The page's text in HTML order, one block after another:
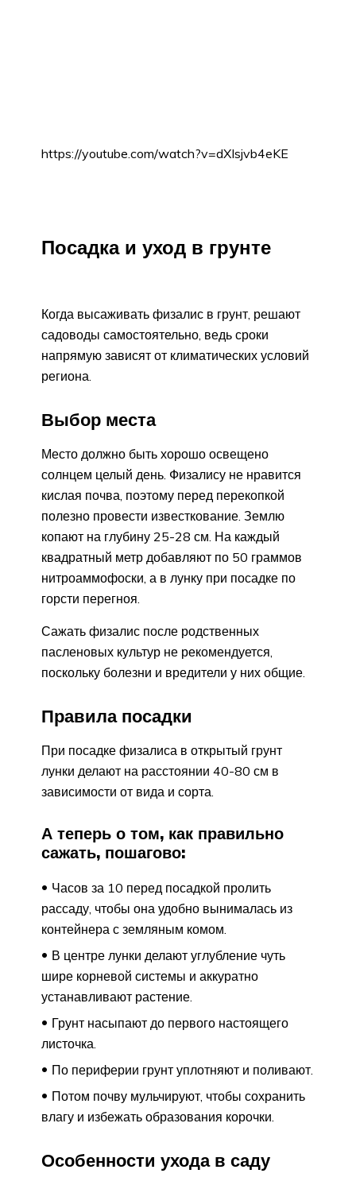
https://youtube.com/watch?v=dXIsjvb4eKE
Посадка и уход в грунте
Когда высаживать физалис в грунт, решают
садоводы самостоятельно, ведь сроки
напрямую зависят от климатических условий
региона.
Выбор места
Место должно быть хорошо освещено
солнцем целый день. Физалису не нравится
кислая почва, поэтому перед перекопкой
полезно провести известкование. Землю
копают на глубину 25-28 см. На каждый
квадратный метр добавляют по 50 граммов
нитроаммофоски, а в лунку при посадке по
горсти перегноя.
Сажать физалис после родственных
пасленовых культур не рекомендуется,
поскольку болезни и вредители у них общие.
Правила посадки
При посадке физалиса в открытый грунт
лунки делают на расстоянии 40-80 см в
зависимости от вида и сорта.
А теперь о том, как правильно
сажать, пошагово:
Часов за 10 перед посадкой пролить
рассаду, чтобы она удобно вынималась из
контейнера с земляным комом.
В центре лунки делают углубление чуть
шире корневой системы и аккуратно
устанавливают растение.
Грунт насыпают до первого настоящего
листочка.
По периферии грунт уплотняют и поливают.
Потом почву мульчируют, чтобы сохранить
влагу и избежать образования корочки.
Особенности ухода в саду